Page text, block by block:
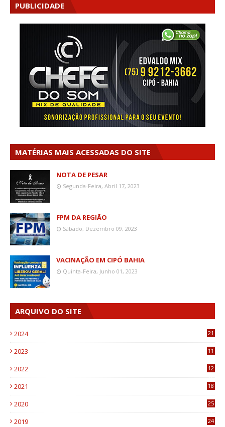
PUBLICIDADE
MATÉRIAS MAIS ACESSADAS DO SITE
NOTA DE PESAR
Segunda-Feira, Abril 17, 2023
FPM DA REGIÃO
Sábado, Dezembro 09, 2023
VACINAÇÃO EM CIPÓ BAHIA
Quinta-Feira, Junho 01, 2023
ARQUIVO DO SITE
2024 21
2023
11
2022
12
2021
18
2020
25
2019
24